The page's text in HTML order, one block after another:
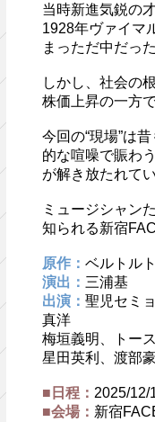
当時新進気鋭の
1928年ヴァイマ
まっただ中だった
しかし、社会の
株価上昇の一方
今回の“現場”は
的な喧噪で賑わ
が解き放たれてい
ミュージシャン
知られる新宿
原作： ベルトル
演出： 三浦基
出演： 聖児セミ
真洋
梅垣義明、トー
星田英利、渡部
■日程： 2025/12/
■会場： 新宿